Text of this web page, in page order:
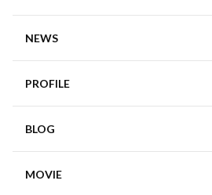
NEWS
PROFILE
BLOG
MOVIE